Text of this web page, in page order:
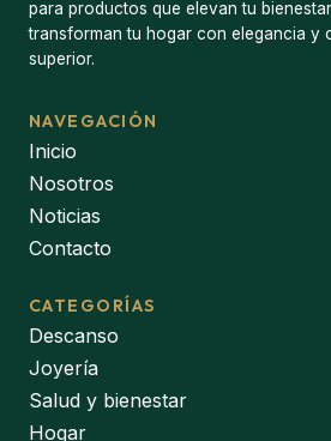
para productos que elevan tu
transforman tu hogar con elegancia y
superior.
NAVEGACIÓN
Inicio
Nosotros
Noticias
Contacto
CATEGORÍAS
Descanso
Joyería
Salud y bienestar
Hogar